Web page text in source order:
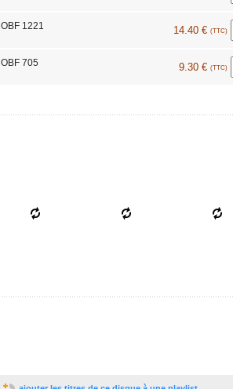
OBF 1221 14.40 € (TTC)
OBF 705 9.30 € (TTC)